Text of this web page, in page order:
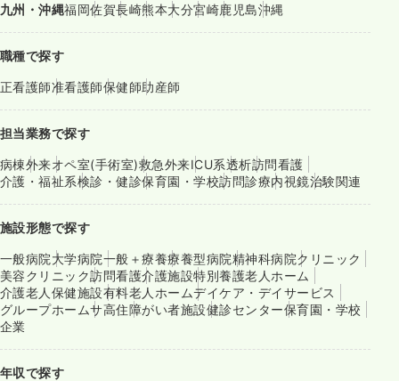
九州・沖縄福岡佐賀長崎熊本大分宮崎鹿児島沖縄
職種で探す
正看護師准看護師保健師助産師
担当業務で探す
病棟外来オペ室(手術室)救急外来ICU系透析訪問看護
介護・福祉系検診・健診保育園・学校訪問診療内視鏡治験関連
施設形態で探す
一般病院大学病院一般＋療養療養型病院精神科病院クリニック
美容クリニック訪問看護介護施設特別養護老人ホーム
介護老人保健施設有料老人ホームデイケア・デイサービス
グループホームサ高住障がい者施設健診センター保育園・学校
企業
年収で探す